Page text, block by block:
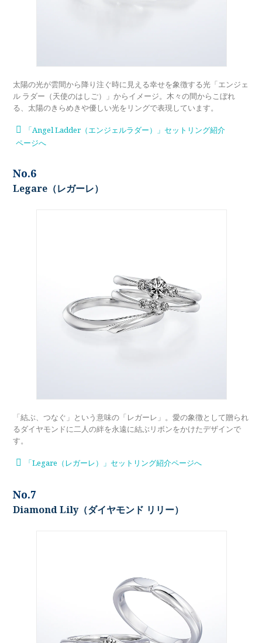
太陽の光が雲間から降り注ぐ時に見える幸せを象徴する光「エンジェ
ル ラダー（天使のはしご）」からイメージ。木々の間からこぼれ
る、太陽のきらめきや優しい光をリングで表現しています。
「Angel Ladder（エンジェルラダー）」セットリング紹介
ページへ
No.6
Legare（レガーレ）
「結ぶ、つなぐ」という意味の「レガーレ」。愛の象徴として贈られ
るダイヤモンドに二人の絆を永遠に結ぶリボンをかけたデザインで
す。
「Legare（レガーレ）」セットリング紹介ページへ
No.7
Diamond Lily（ダイヤモンド リリー）